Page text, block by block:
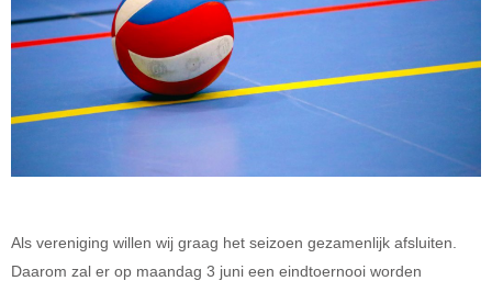
Als vereniging willen wij graag het seizoen gezamenlijk afsluiten.
Daarom zal er op maandag 3 juni een eindtoernooi worden